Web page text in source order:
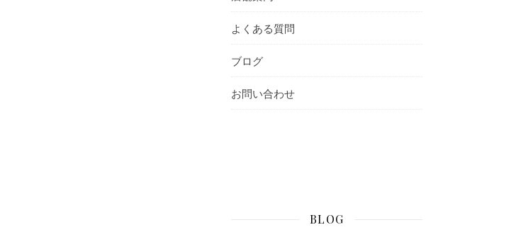
よくある質問
ブログ
お問い合わせ
BLOG